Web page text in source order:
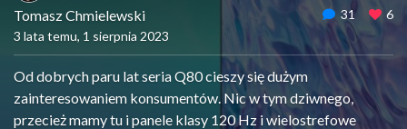
Tomasz Chmielewski
3 lata temu, 1 sierpnia 2023
31 6
Od dobrych paru lat seria Q80 cieszy się dużym
zainteresowaniem konsumentów. Nic w tym dziwnego,
przecież mamy tu i panele klasy 120 Hz i wielostrefowe